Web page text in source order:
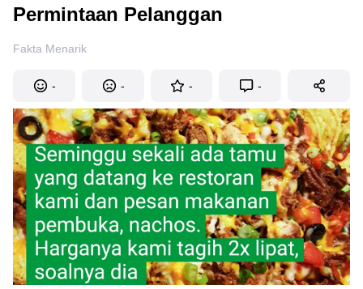
Permintaan Pelanggan
Fakta Menarik
- - - -